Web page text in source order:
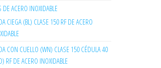
DE ACERO INOXIDABLE
CIEGA (BL) CLASE 150 RF DE ACERO
CON CUELLO (WN) CLASE 150 CÉDULA 40
RF DE ACERO INOXIDABLE